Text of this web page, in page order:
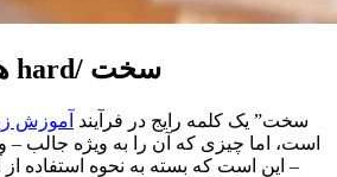
همه چیز در مورد hard/ سخت
کلمه “hard/ سخت” یک کلمه رایج در فرآیند آموزش
است، اما چیزی که آن را به ویژه جالب –
– این است که بسته به نحوه استفاده